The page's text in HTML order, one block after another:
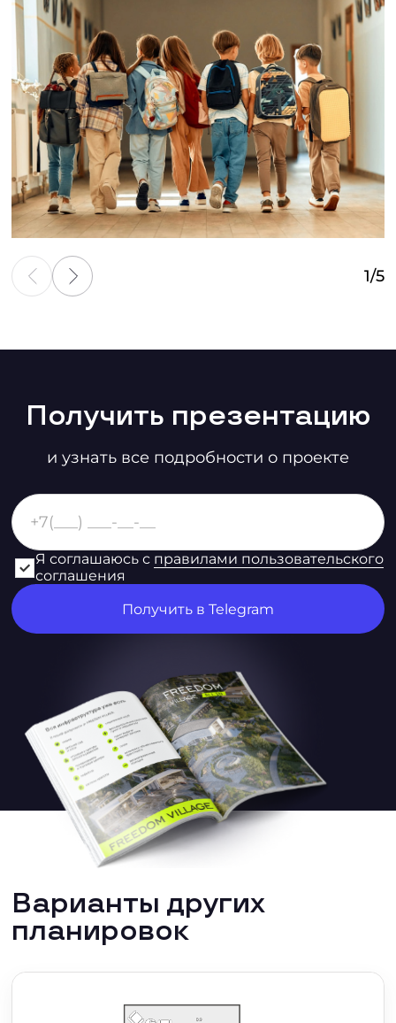
1/5
Получить презентацию
и узнать все подробности о проекте
Я соглашаюсь с правилами пользовательского
соглашения
Варианты других
планировок